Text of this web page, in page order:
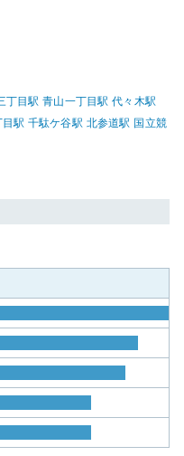
丁目駅 青山一丁目駅 代々木駅
目駅 千駄ケ谷駅 北参道駅 国立競